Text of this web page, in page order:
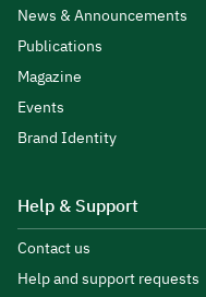
News & Announcements
Publications
Magazine
Events
Brand Identity
Help & Support
Contact us
Help and support requests